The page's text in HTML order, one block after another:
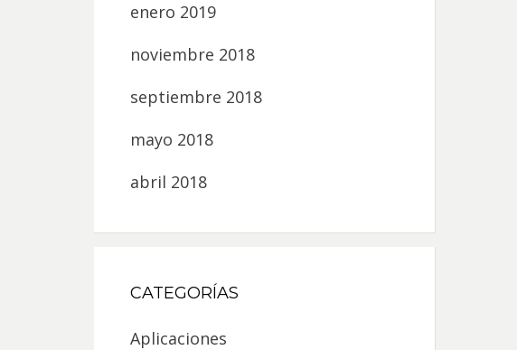
enero 2019
noviembre 2018
septiembre 2018
mayo 2018
abril 2018
CATEGORÍAS
Aplicaciones